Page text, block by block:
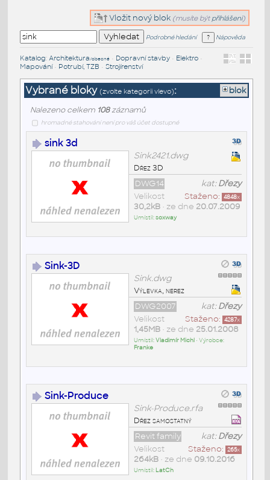
Vložit nový blok (musíte být přihlášeni)
Podrobné hledání Nápověda
Katalog: Architektura/obecné• Dopravní stavby• Elektro•
Mapování• Potrubí, TZB • Strojírenství
Vybrané bloky (zvolte kategorii vlevo): blok
Nalezeno celkem 108záznamů
hromadné stahování není pro váš účet dostupné
sink 3d
Sink2421.dwg
Dřez 3D
kat:Dřezy
DWG14
Staženo: 4848x
Velikost
30,2kB• ze dne 20.07.2009
Umístil:soxway
Sink-3D
Sink.dwg
Výlevka, nerez
kat:Dřezy
DWG2007
Staženo: 4287x
Velikost
1,45MB• ze dne 25.01.2008
Umístil:Vladimír Michl • Výrobce:
Franke
Sink-Produce
Sink-Produce.rfa
Dřez samostatný
kat:Dřezy
Revit family
Staženo: 265x
Velikost
264kB• ze dne 09.10.2016
Umístil: LatCh